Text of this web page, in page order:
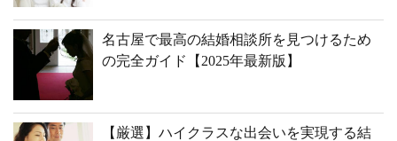
名古屋で最高の結婚相談所を見つけるため
の完全ガイド【2025年最新版】
【厳選】ハイクラスな出会いを実現する結